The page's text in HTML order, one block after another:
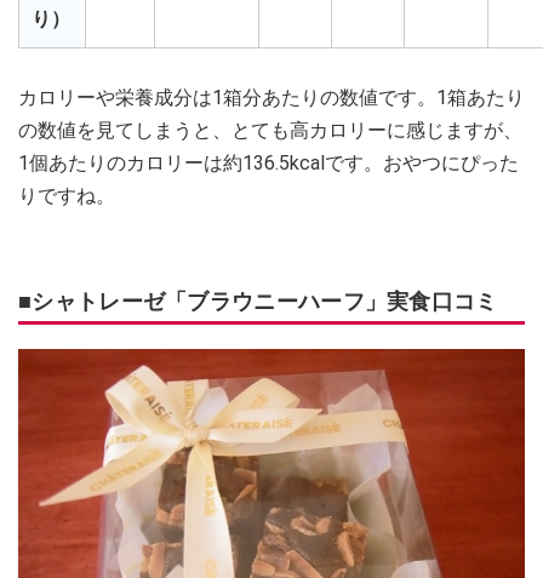
り）
カロリーや栄養成分は1箱分あたりの数値です。1箱あたり
の数値を見てしまうと、とても高カロリーに感じますが、
1個あたりのカロリーは約136.5kcalです。おやつにぴった
りですね。
■シャトレーゼ「ブラウニーハーフ」実食口コミ